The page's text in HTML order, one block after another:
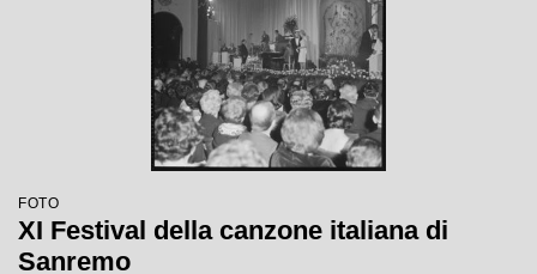
FOTO
XI Festival della canzone italiana di
Sanremo